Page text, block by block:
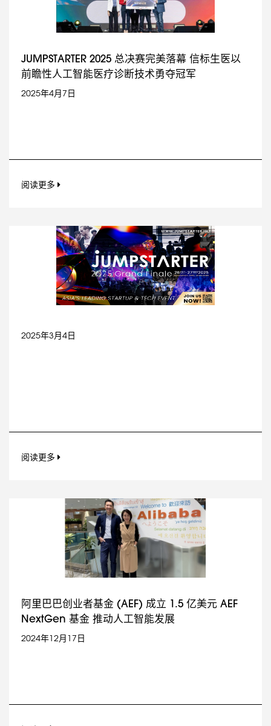
JUMPSTARTER 2025 总决赛完美落幕 信标生医以
前瞻性人工智能医疗诊断技术勇夺冠军
2025年4月7日
阅读更多
2025年3月4日
阅读更多
阿里巴巴创业者基金 (AEF) 成立 1.5 亿美元 AEF
NextGen 基金 推动人工智能发展
2024年12月17日